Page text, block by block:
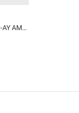
Main HP ENVY X360 13-AY AMD R7 4700U 8GB L94492-601